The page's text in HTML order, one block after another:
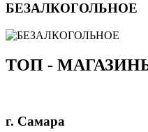
БЕЗАЛКОГОЛЬНОЕ
ТОП -
г. Самара